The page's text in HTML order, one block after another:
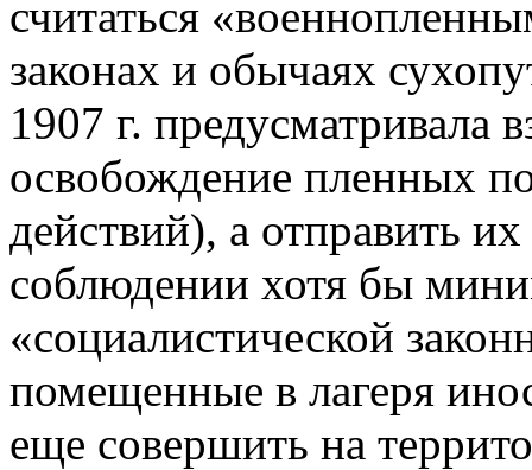
считаться
законах и обычаях
1907 г. предусматривала
освобождение пленных
действий), а отправить
соблюдении хотя бы
«социалистической
помещенные в лагеря
еще совершить на